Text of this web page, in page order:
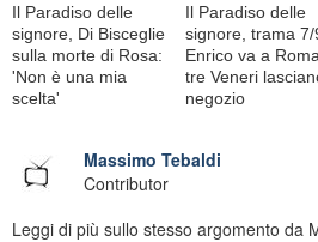
Il Paradiso delle
signore, Di Bisceglie
sulla morte di Rosa:
'Non è una mia
scelta'
Il Paradiso delle
signore, trama 7/
Enrico va a Roma,
tre Veneri
negozio
Massimo Tebaldi
Contributor
Leggi di più sullo stesso argomento da